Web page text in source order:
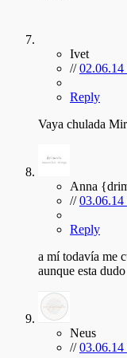
Ivet
//02.06.14
Reply
Vaya chulada
Anna
//03.06.14
Reply
a mí todavía me
aunque esta
Neus
//03.06.14